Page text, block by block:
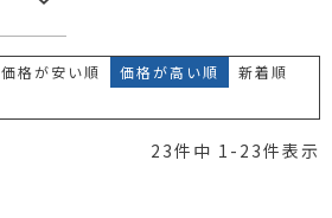
価格が安い順 価格が高い順
新着順
23件中 1 - 23件表示